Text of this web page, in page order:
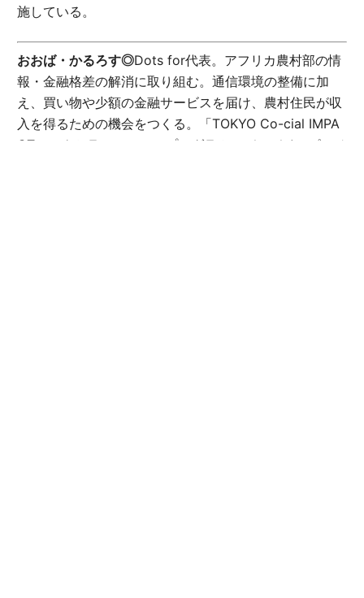
施している。
おおば・かるろす◎Dots for代表。アフリカ農村部の情
報・金融格差の解消に取り組む。通信環境の整備に加
え、買い物や少額の金融サービスを届け、農村住民が収
入を得るための機会をつくる。「TOKYO Co-cial IMPA
CT」アクセラレーションプログラムのデモデイのピッチ